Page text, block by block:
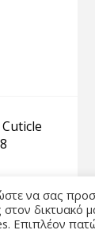
να σας